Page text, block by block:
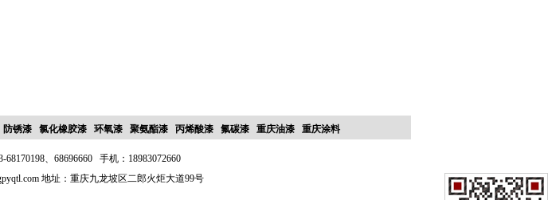
防锈漆 氯化橡胶漆 环氧漆 聚氨酯漆 丙烯酸漆 氟碳漆 重庆油漆 重庆涂料
68170198、68696660 手机：18983072660
地址：重庆九龙坡区二郎火炬大道99号